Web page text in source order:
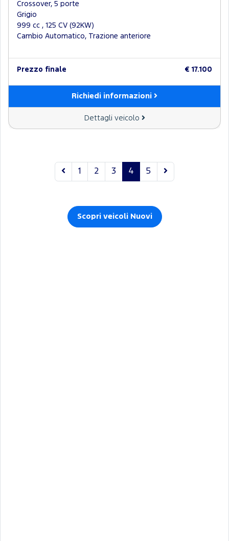
Crossover, 5 porte
Grigio
999 cc , 125 CV (92KW)
Cambio Automatico, Trazione anteriore
Prezzo finale € 17.100
Richiedi informazioni
Dettagli veicolo
1 2 3 4 5
Scopri veicoli Nuovi